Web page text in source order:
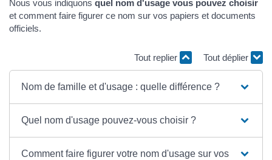
Nous vous indiquons quel nom d'usage vous pouvez choisir
et comment faire figurer ce nom sur vos papiers et documents
officiels.
Tout replier Tout déplier
Nom de famille et d'usage : quelle différence ?
Quel nom d'usage pouvez-vous choisir ?
Comment faire figurer votre nom d'usage sur vos